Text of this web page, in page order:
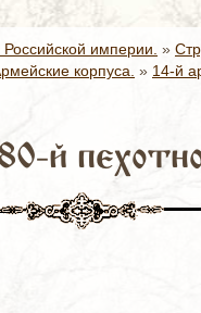
империи. »
корпуса. » 14-й
й